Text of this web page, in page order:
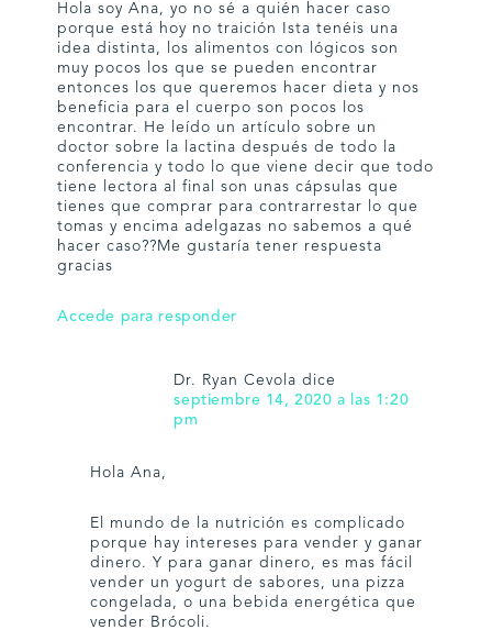
Hola soy Ana, yo no sé a quién hacer caso
porque está hoy no traición Ista tenéis una
idea distinta, los alimentos con lógicos son
muy pocos los que se pueden encontrar
entonces los que queremos hacer dieta y nos
beneficia para el cuerpo son pocos los
encontrar. He leído un artículo sobre un
doctor sobre la lactina después de todo la
conferencia y todo lo que viene decir que todo
tiene lectora al final son unas cápsulas que
tienes que comprar para contrarrestar lo que
tomas y encima adelgazas no sabemos a qué
hacer caso??Me gustaría tener respuesta
gracias
Accede para responder
Dr. Ryan Cevola dice
septiembre 14, 2020 a las 1:20
pm
Hola Ana,
El mundo de la nutrición es complicado
porque hay intereses para vender y ganar
dinero. Y para ganar dinero, es mas fácil
vender un yogurt de sabores, una pizza
congelada, o una bebida energética que
vender Brócoli.